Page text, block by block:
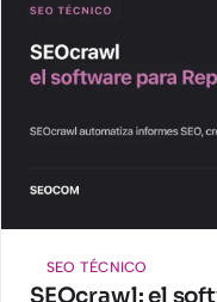
SEO TÉCNICO
SEOcrawl: el